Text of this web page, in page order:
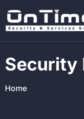
Security
Home